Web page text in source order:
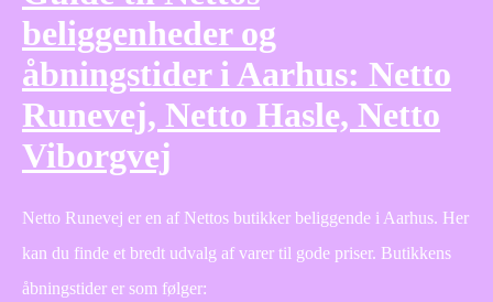
beliggenheder og
åbningstider i Aarhus: Netto
Runevej, Netto Hasle, Netto
Viborgvej
Netto Runevej er en af Nettos butikker beliggende i Aarhus. Her
kan du finde et bredt udvalg af varer til gode priser. Butikkens
åbningstider er som følger: